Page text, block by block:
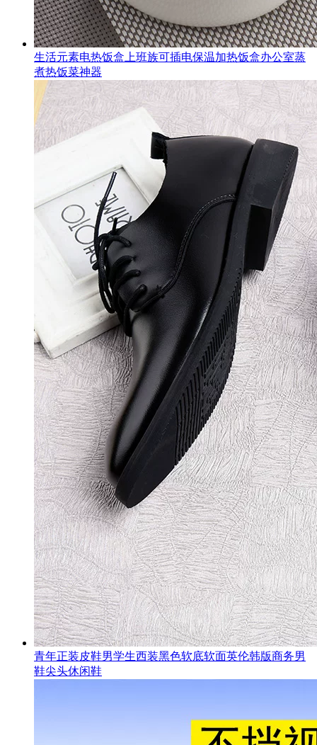
生活元素电热饭盒上班族可插电保温加热饭盒办公室蒸
煮热饭菜神器
青年正装皮鞋男学生西装黑色软底软面英伦韩版商务男
鞋尖头休闲鞋